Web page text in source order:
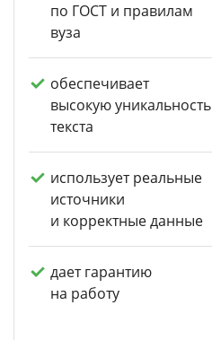
по ГОСТ и правилам
вуза
обеспечивает
высокую уникальность
текста
использует реальные
источники
и корректные данные
дает гарантию
на работу